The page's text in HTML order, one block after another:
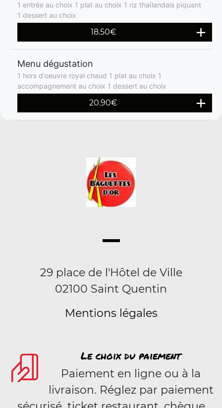
1 entrée au choix 1 plat au choix 1 riz thaïlandais piquant
1 dessert au choix
18.50€
Menu dégustation
1 hors d'oeuvre royal chaud 1 plat au choix 1
accompagnement au choix 1 dessert au choix
20.90€
29 place de l'Hôtel de Ville
02100 Saint Quentin
Mentions légales
Le choix du paiement
Paiement en ligne ou à la
livraison. Réglez par paiement